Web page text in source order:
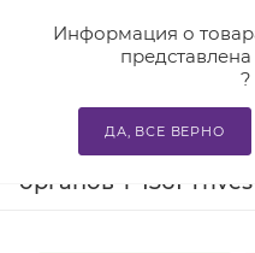
Информация о
?
ДА, ВСЕ ВЕРНО
Главная — Каталог —
Бандаж при
органов Т-1361 Trives